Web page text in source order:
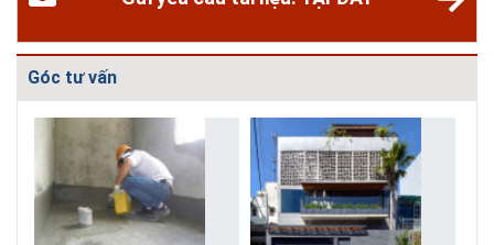
Góc tư vấn